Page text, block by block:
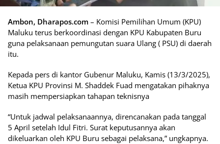
Ambon, Dharapos.com – Komisi Pemilihan Umum (KPU)
Maluku terus berkoordinasi dengan KPU Kabupaten Buru
guna pelaksanaan pemungutan suara Ulang ( PSU) di daerah
itu.
Kepada pers di kantor Gubenur Maluku, Kamis (13/3/2025),
Ketua KPU Provinsi M. Shaddek Fuad mengatakan pihaknya
masih mempersiapkan tahapan teknisnya
“Untuk jadwal pelaksanaannya, direncanakan pada tanggal
5 April setelah Idul Fitri. Surat keputusannya akan
dikeluarkan oleh KPU Buru sebagai pelaksana,” ungkapnya.